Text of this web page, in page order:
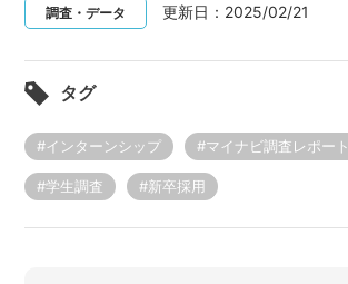
調査・データ 更新日： 2025/02/21
タグ
#インターンシップ #マイナビ調査レポート
#学生調査 #新卒採用